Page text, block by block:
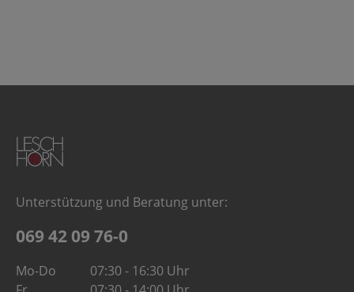
Unterstützung und Beratung unter:
069 42 09 76-0
Mo-Do
07:30 - 16:30 Uhr